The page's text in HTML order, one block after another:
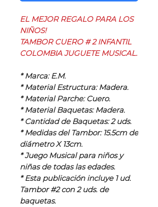
EL MEJOR REGALO PARA LOS
NIÑOS!
TAMBOR CUERO # 2 INFANTIL
COLOMBIA JUGUETE MUSICAL.
* Marca: E.M.
* Material Estructura: Madera.
* Material Parche: Cuero.
* Material Baquetas: Madera.
* Cantidad de Baquetas: 2 uds.
* Medidas del Tambor: 15.5cm de
diámetro X 13cm.
* Juego Musical para niños y
niñas de todas las edades.
* Esta publicación incluye 1 ud.
Tambor #2 con 2 uds. de
baquetas.